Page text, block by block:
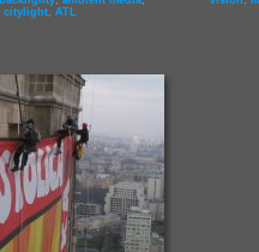
citylight, ATL